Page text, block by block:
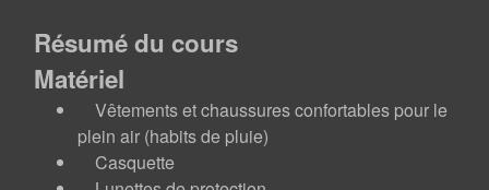
Résumé du cours
Matériel
Vêtements et chaussures confortables pour le
plein air (habits de pluie)
Casquette